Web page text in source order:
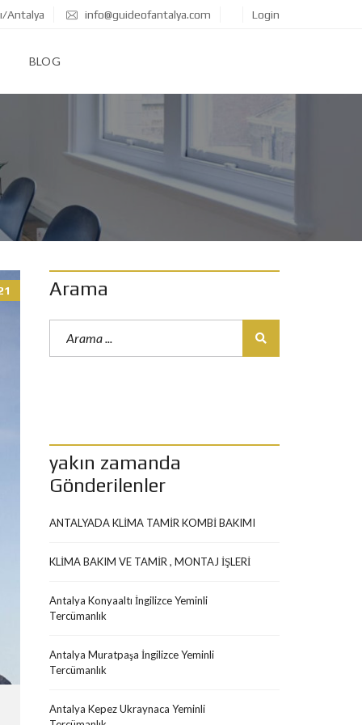
Antalya info@guideofantalya.com Login
BLOG
Arama
yakın zamanda
Gönderilenler
ANTALYADA KLİMA TAMİR KOMBİ BAKIMI
KLİMA BAKIM VE TAMİR , MONTAJ İŞLERİ
Antalya Konyaaltı İngilizce Yeminli
Tercümanlık
Antalya Muratpaşa İngilizce Yeminli
Tercümanlık
Antalya Kepez Ukraynaca Yeminli